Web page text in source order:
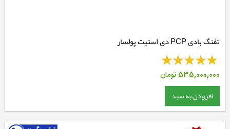
تفنگ بادی PCP دی استیت پولسار
535,000,000 تومان
افزودن به سبد